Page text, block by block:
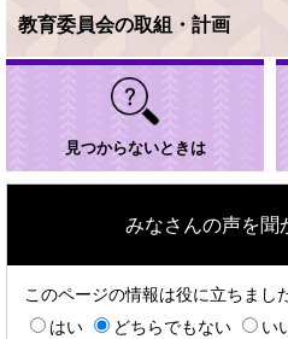
教育委員会の取組・計画
見つからないときは
みなさんの声を聞
このページの情報は役に立ちまし
はい
どちらでもない い